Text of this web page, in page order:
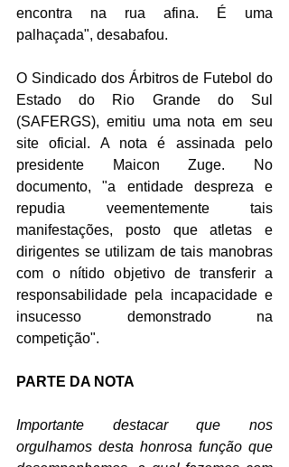
encontra na rua afina. É uma
palhaçada", desabafou.
O Sindicado dos Árbitros de Futebol do
Estado do Rio Grande do Sul
(SAFERGS), emitiu uma nota em seu
site oficial. A nota é assinada pelo
presidente Maicon Zuge. No
documento, "a entidade despreza e
repudia veementemente tais
manifestações, posto que atletas e
dirigentes se utilizam de tais manobras
com o nítido objetivo de transferir a
responsabilidade pela incapacidade e
insucesso demonstrado na
competição".
PARTE DA NOTA
Importante destacar que nos
orgulhamos desta honrosa função que